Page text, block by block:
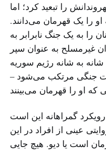
را تبعید کرد؛ اما
را یک قهرمان می‌دانند.
را به یک جنگ نابرابر به
غیرمسلح به عنوان سپر
شانه به شانه رژیم سوریه
جنگی مرتکب می‌شود –
گمراهانه این است
عینی از افراد در این
است یا دیو. هیچ جایی